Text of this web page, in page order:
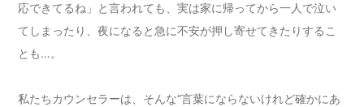
応できてるね」と言われても、実は家に帰ってから一人で泣い
てしまったり、夜になると急に不安が押し寄せてきたりするこ
とも…。
私たちカウンセラーは、そんな“言葉にならないけれど確かにあ